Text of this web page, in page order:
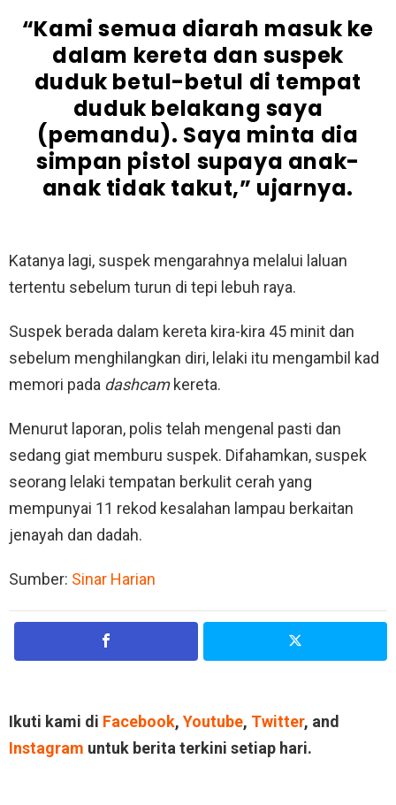
“Kami semua diarah masuk ke
dalam kereta dan suspek
duduk betul-betul di tempat
duduk belakang saya
(pemandu). Saya minta dia
simpan pistol supaya anak-
anak tidak takut,” ujarnya.
Katanya lagi, suspek mengarahnya melalui laluan
tertentu sebelum turun di tepi lebuh raya.
Suspek berada dalam kereta kira-kira 45 minit dan
sebelum menghilangkan diri, lelaki itu mengambil kad
memori pada dashcamkereta.
Menurut laporan, polis telah mengenal pasti dan
sedang giat memburu suspek. Difahamkan, suspek
seorang lelaki tempatan berkulit cerah yang
mempunyai 11 rekod kesalahan lampau berkaitan
jenayah dan dadah.
Sumber: Sinar Harian
Ikuti kami di Facebook, Youtube, Twitter, and
Instagram untuk berita terkini setiap hari.